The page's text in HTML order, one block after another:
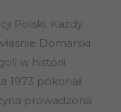
Polski. Każdy
Domarski
w historii
1973 pokonał
prowadzona